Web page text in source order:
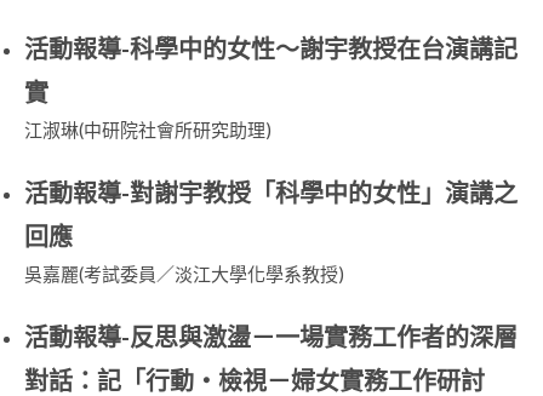
活動報導-科學中的女性～謝宇教授在台演講記
實
江淑琳(中研院社會所研究助理)
活動報導-對謝宇教授「科學中的女性」演講之
回應
吳嘉麗(考試委員／淡江大學化學系教授)
活動報導-反思與激盪－一場實務工作者的深層
對話：記「行動‧檢視－婦女實務工作研討